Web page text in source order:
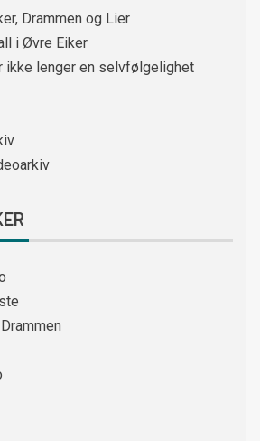
Drammen og Lier
i Øvre Eiker
ikke lenger en selvfølgelighet